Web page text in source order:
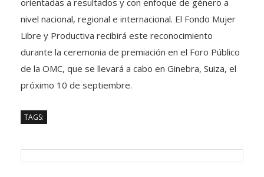
orientadas a resultados y con enfoque de género a
nivel nacional, regional e internacional. El Fondo Mujer
Libre y Productiva recibirá este reconocimiento
durante la ceremonia de premiación en el Foro Público
de la OMC, que se llevará a cabo en Ginebra, Suiza, el
próximo 10 de septiembre.
TAGS: